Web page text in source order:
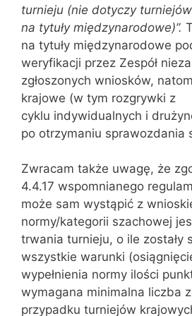
turnieju (nie dotyczy
na tytuły międzynarodowe)”.
na tytuły międzynarodowe
weryfikacji przez Zespół
zgłoszonych wniosków,
krajowe (w tym rozgrywki z
cyklu indywidualnych i
po otrzymaniu sprawozdania
Zwracam także uwagę, że
4.4.17 wspomnianego
może sam wystąpić z
normy/kategorii szachowej
trwania turnieju, o ile zostały
wszystkie warunki
wypełnienia normy ilości
wymagana minimalna liczba
przypadku turniejów